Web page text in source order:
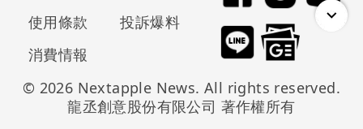
使用條款
投訴爆料
消費情報
© 2026 Nextapple News. All rights reserved.
龍丞創意股份有限公司 著作權所有